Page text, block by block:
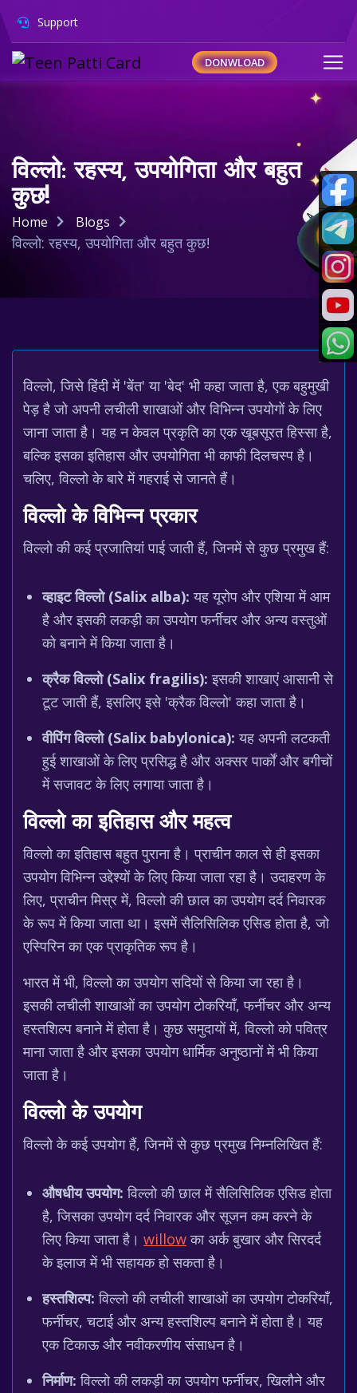
Support
DONWLOAD
विल्लो: रहस्य, उपयोगिता और बहुत
कुछ!
Home Blogs
विल्लो: रहस्य, उपयोगिता और बहुत कुछ!
विल्लो, जिसे हिंदी में 'बेंत' या 'बेद' भी कहा जाता है, एक बहुमुखी
पेड़ है जो अपनी लचीली शाखाओं और विभिन्न उपयोगों के लिए
जाना जाता है। यह न केवल प्रकृति का एक खूबसूरत हिस्सा है,
बल्कि इसका इतिहास और उपयोगिता भी काफी दिलचस्प है।
चलिए, विल्लो के बारे में गहराई से जानते हैं।
विल्लो के विभिन्न प्रकार
विल्लो की कई प्रजातियां पाई जाती हैं, जिनमें से कुछ प्रमुख हैं:
व्हाइट विल्लो (Salix alba): यह यूरोप और एशिया में आम
है और इसकी लकड़ी का उपयोग फर्नीचर और अन्य वस्तुओं
को बनाने में किया जाता है।
क्रैक विल्लो (Salix fragilis): इसकी शाखाएं आसानी से
टूट जाती हैं, इसलिए इसे 'क्रैक विल्लो' कहा जाता है।
वीपिंग विल्लो (Salix babylonica): यह अपनी लटकती
हुई शाखाओं के लिए प्रसिद्ध है और अक्सर पार्कों और बगीचों
में सजावट के लिए लगाया जाता है।
विल्लो का इतिहास और महत्व
विल्लो का इतिहास बहुत पुराना है। प्राचीन काल से ही इसका
उपयोग विभिन्न उद्देश्यों के लिए किया जाता रहा है। उदाहरण के
लिए, प्राचीन मिस्र में, विल्लो की छाल का उपयोग दर्द निवारक
के रूप में किया जाता था। इसमें सैलिसिलिक एसिड होता है, जो
एस्पिरिन का एक प्राकृतिक रूप है।
भारत में भी, विल्लो का उपयोग सदियों से किया जा रहा है।
इसकी लचीली शाखाओं का उपयोग टोकरियाँ, फर्नीचर और अन्य
हस्तशिल्प बनाने में होता है। कुछ समुदायों में, विल्लो को पवित्र
माना जाता है और इसका उपयोग धार्मिक अनुष्ठानों में भी किया
जाता है।
विल्लो के उपयोग
विल्लो के कई उपयोग हैं, जिनमें से कुछ प्रमुख निम्नलिखित हैं:
औषधीय उपयोग: विल्लो की छाल में सैलिसिलिक एसिड होता
है, जिसका उपयोग दर्द निवारक और सूजन कम करने के
लिए किया जाता है। willowका अर्क बुखार और सिरदर्द
के इलाज में भी सहायक हो सकता है।
हस्तशिल्प: विल्लो की लचीली शाखाओं का उपयोग टोकरियाँ,
फर्नीचर, चटाई और अन्य हस्तशिल्प बनाने में होता है। यह
एक टिकाऊ और नवीकरणीय संसाधन है।
निर्माण: विल्लो की लकड़ी का उपयोग फर्नीचर, खिलौने और